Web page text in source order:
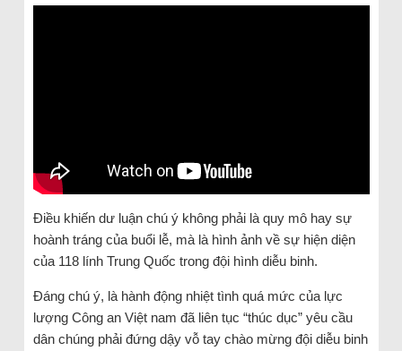
Điều khiến dư luận chú ý không phải là quy mô hay sự
hoành tráng của buổi lễ, mà là hình ảnh về sự hiện diện
của 118 lính Trung Quốc trong đội hình diễu binh.
Đáng chú ý, là hành động nhiệt tình quá mức của lực
lượng Công an Việt nam đã liên tục “thúc dục” yêu cầu
dân chúng phải đứng dậy vỗ tay chào mừng đội diễu binh